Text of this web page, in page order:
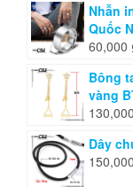
Nhẫn
Quốc
60,000
Bông
vàng
130,000
Dây
150,000